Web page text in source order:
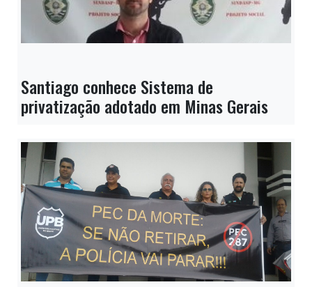
Santiago conhece Sistema de
privatização adotado em Minas Gerais